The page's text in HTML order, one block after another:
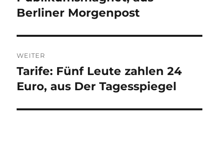
Berliner Morgenpost
WEITER
Nächster
Beitrag:
Tarife: Fünf Leute zahlen 24
Euro, aus Der Tagesspiegel